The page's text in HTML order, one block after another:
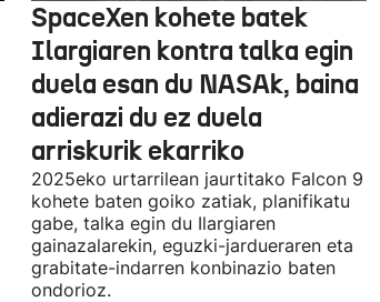
SpaceXen kohete batek
Ilargiaren kontra talka egin
duela esan du NASAk, baina
adierazi du ez duela
arriskurik ekarriko
2025eko urtarrilean jaurtitako Falcon 9
kohete baten goiko zatiak, planifikatu
gabe, talka egin du Ilargiaren
gainazalarekin, eguzki-jardueraren eta
grabitate-indarren konbinazio baten
ondorioz.